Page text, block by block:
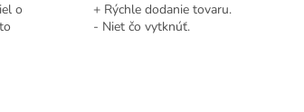
o
+ Rýchle dodanie tovaru.
- Niet čo vytknúť.